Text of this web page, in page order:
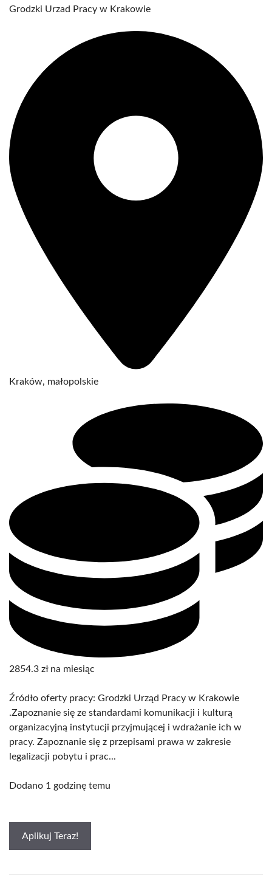
Grodzki Urzad Pracy w Krakowie
Kraków, małopolskie
2854.3 zł na miesiąc
Źródło oferty pracy: Grodzki Urząd Pracy w Krakowie
.Zapoznanie się ze standardami komunikacji i kulturą
organizacyjną instytucji przyjmującej i wdrażanie ich w
pracy. Zapoznanie się z przepisami prawa w zakresie
legalizacji pobytu i prac...
Dodano 1 godzinę temu
Aplikuj Teraz!